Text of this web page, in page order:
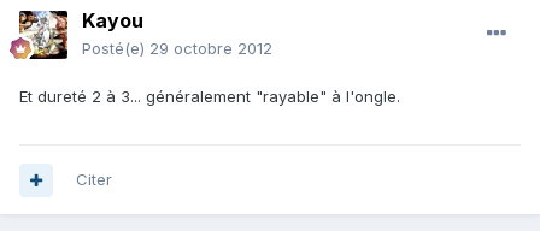
Kayou
Posté(e) 29 octobre 2012
Et dureté 2 à 3... généralement "rayable" à l'ongle.
Citer